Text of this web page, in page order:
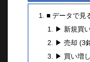
■ データで見
▶ 新規買
▶ 売却 (3
▶ 買い増